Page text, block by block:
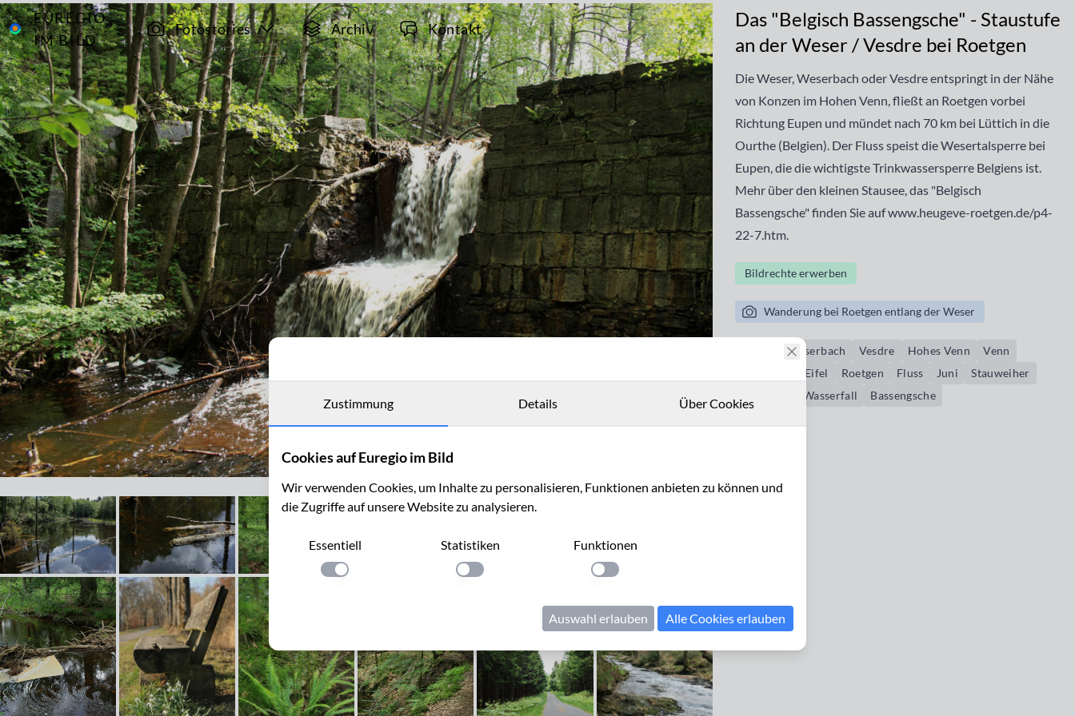
EUREGIO
IM BILD
Fotostories Archiv Kontakt
Archiv
8070
Wanderung
bei Roetgen
entlang der
Weser
Das "Belgisch Bassengsche" - Staustufe an der Weser / Vesdre bei Roetgen
Das "Belgisch Bassengsche" - Staustufe
an der Weser / Vesdre bei Roetgen
Die Weser, Weserbach oder Vesdre entspringt in der Nähe
von Konzen im Hohen Venn, fließt an Roetgen vorbei
Richtung Eupen und mündet nach 70 km bei Lüttich in die
Ourthe (Belgien). Der Fluss speist die Wesertalsperre bei
Eupen, die die wichtigste Trinkwassersperre Belgiens ist.
Mehr über den kleinen Stausee, das "Belgisch
Bassengsche" finden Sie auf www.heugeve-roetgen.de/p4-
22-7.htm.
Bildrechte erwerben
Wanderung bei Roetgen entlang der Weser
Weserbach Vesdre Hohes Venn
Venn
Eifel Roetgen Fluss Juni
Stauweiher
Wasserfall Bassengsche
Zustimmung Details Über Cookies
Cookies auf Euregio im Bild
Wir verwenden Cookies, um Inhalte zu personalisieren, Funktionen anbieten zu können und
die Zugriffe auf unsere Website zu analysieren.
Essentiell
Einstellung anwenden
Statistiken
Einstellung anwenden
Funktionen
Einstellung anwenden
Auswahl erlauben Alle Cookies erlauben